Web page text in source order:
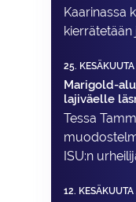
Kaarinassa
25.
Marigold-
lajiväelle
Tessa
ISU:n
12.